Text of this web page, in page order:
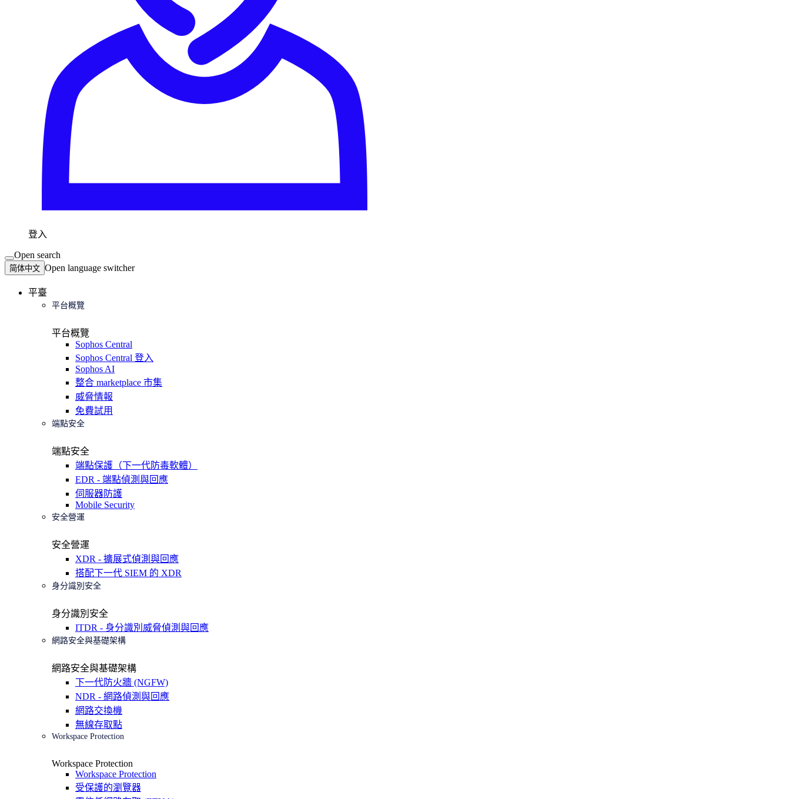
登入
Open search
简体中文 Open language switcher
平臺
平台概覽
平台概覽
Sophos Central
Sophos Central 登入
Sophos AI
整合 marketplace 市集
威脅情報
免費試用
端點安全
端點安全
端點保護（下一代防毒軟體）
EDR - 端點偵測與回應
伺服器防護
Mobile Security
安全營運
安全營運
XDR - 擴展式偵測與回應
搭配下一代 SIEM 的 XDR
身分識別安全
身分識別安全
ITDR - 身分識別威脅偵測與回應
網路安全與基礎架構
網路安全與基礎架構
下一代防火牆 (NGFW)
NDR - 網路偵測與回應
網路交換機
無線存取點
Workspace Protection
Workspace Protection
Workspace Protection
受保護的瀏覽器